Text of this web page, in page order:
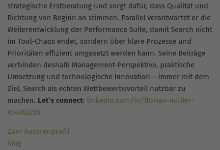
strategische Erstberatung und sorgt dafür, dass Qualität und
Richtung von Beginn an stimmen. Parallel verantwortet er die
Weiterentwicklung der Performance Suite, damit Search nicht
im Tool-Chaos endet, sondern über klare Prozesse und
Prioritäten effizient umgesetzt werden kann. Seine Beiträge
verbinden deshalb Management-Perspektive, praktische
Umsetzung und technologische Innovation – immer mit dem
Ziel, Search als echten Wettbewerbsvorteil nutzbar zu
machen. Let’s connect: linkedin.com/in/florian-müller-
834362236
Zum Autorenprofil
Xing